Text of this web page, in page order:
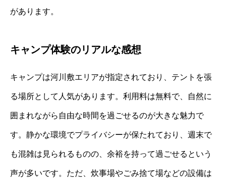
があります。
キャンプ体験のリアルな感想
キャンプは河川敷エリアが指定されており、テントを張
る場所として人気があります。利用料は無料で、自然に
囲まれながら自由な時間を過ごせるのが大きな魅力で
す。静かな環境でプライバシーが保たれており、週末で
も混雑は見られるものの、余裕を持って過ごせるという
声が多いです。ただ、炊事場やごみ捨て場などの設備は